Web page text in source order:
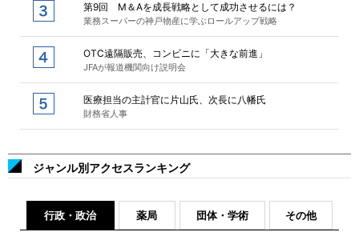
第9回 M＆Aを成長戦略として成功させるには？
業務スーパーの神戸物産に学ぶロールアップ戦略
OTC遠隔販売、コンビニに「大きな前進」
JFAが報道機関向け説明会
医療担当の主計官に片山氏、次長に八幡氏
財務省人事
ジャンル別アクセスランキング
行政・政治 薬局 団体・学術 その他